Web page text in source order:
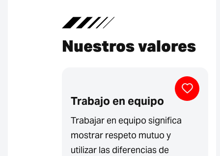
Nuestros valores
Trabajo en equipo
Trabajar en equipo significa
mostrar respeto mutuo y
utilizar las diferencias de